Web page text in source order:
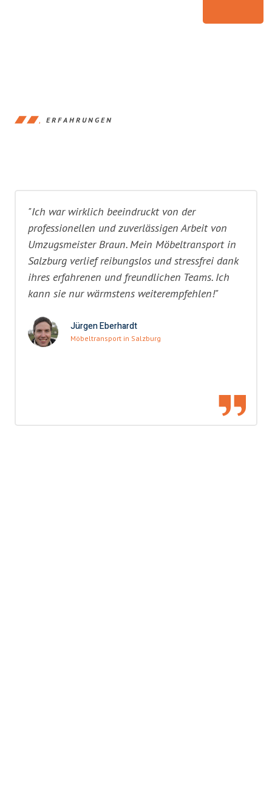
ERFAHRUNGEN
"Ich war wirklich beeindruckt von der
professionellen und zuverlässigen Arbeit von
Umzugsmeister Braun. Mein Möbeltransport in
Salzburg verlief reibungslos und stressfrei dank
ihres erfahrenen und freundlichen Teams. Ich
kann sie nur wärmstens weiterempfehlen!"
Jürgen Eberhardt
Möbeltransport in Salzburg